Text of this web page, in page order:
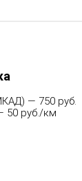
— 750 руб.
50 руб./км